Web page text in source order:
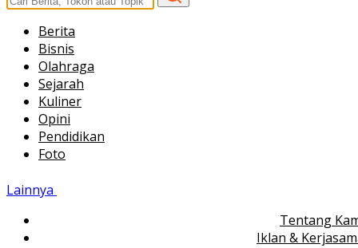
Berita
Bisnis
Olahraga
Sejarah
Kuliner
Opini
Pendidikan
Foto
Lainnya
Tentang
Iklan &